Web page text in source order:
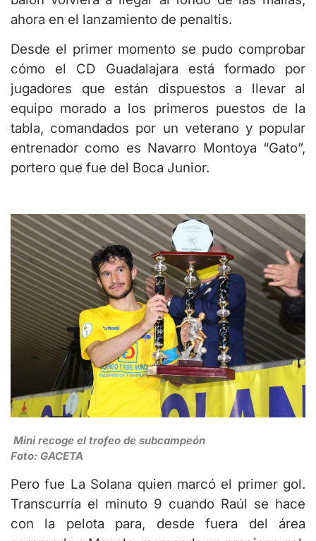
ahora en el lanzamiento de penaltis.
Desde el primer momento se pudo comprobar
cómo el CD Guadalajara está formado por
jugadores que están dispuestos a llevar al
equipo morado a los primeros puestos de la
tabla, comandados por un veterano y popular
entrenador como es Navarro Montoya “Gato”,
portero que fue del Boca Junior.
Mini recoge el trofeo de subcampeón
Foto: GACETA
Pero fue La Solana quien marcó el primer gol.
Transcurría el minuto 9 cuando Raúl se hace
con la pelota para, desde fuera del área